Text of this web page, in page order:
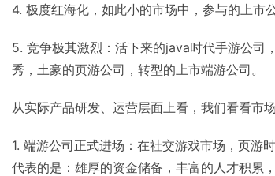
4. 极度红海化，如此小的市场中，参与的上市
5. 竞争极其激烈：活下来的java时代手游公司
秀，土豪的页游公司，转型的上市端游公司。
从实际产品研发、运营层面上看，我们看看市
1. 端游公司正式进场：在社交游戏市场，页游
代表的是：雄厚的资金储备，丰富的人才积累